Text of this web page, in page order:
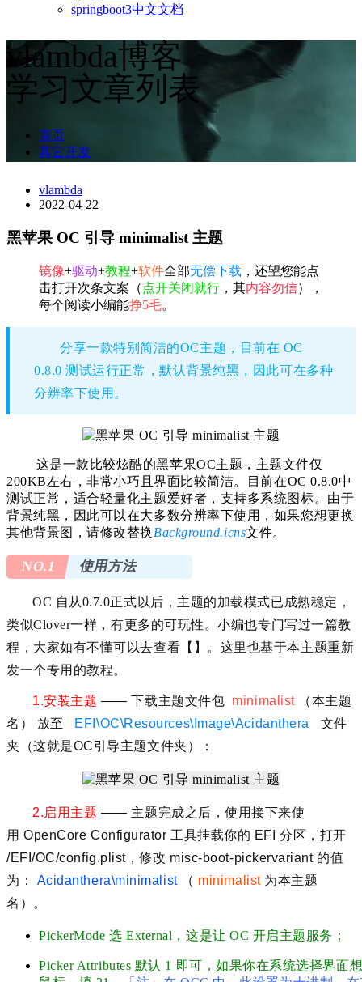
springboot3中文文档
vlambda博客
学习文章列表
首页
其它开发
vlambda
2022-04-22
黑苹果 OC 引导 minimalist 主题
镜像+驱动+教程+软件全部无偿下载 ，还望您能点
击打开次条文案（ 点开关闭就行 ，其内容勿信），
每个阅读小编能挣5毛。
分享一款特别简洁的OC主题，目前在 OC
0.8.0 测试运行正常，默认背景纯黑，因此可在多种
分辨率下使用。
这是一款比较炫酷的黑苹果OC主题，主题文件仅
200KB左右，非常小巧且界面比较简洁。目前在OC 0.8.0中
测试正常，适合轻量化主题爱好者，支持多系统图标。由于
背景纯黑，因此可以在大多数分辨率下使用，如果您想更换
其他背景图，请修改替换Background.icns文件。
NO.1 使用方法
OC 自从0.7.0正式以后，主题的加载模式已成熟稳定，
类似Clover一样，有更多的可玩性。小编也专门写过一篇教
程，大家如有不懂可以去查看【】。这里也基于本主题重新
发一个专用的教程。
1.安装主题 —— 下载主题文件包 minimalist
（本主题
名） 放至
EFI\OC\Resources\Image\Acidanthera
文件
夹 （这就是OC引导主题文件夹）：
2.启用主题 —— 主题完成之后，使用接下来使
用 OpenCore Configurator 工具挂载你的 EFI 分区，打开
/EFI/OC/config.plist，修改 misc-boot-pickervariant的值
为：
Acidanthera\minimalist （ minimalist 为本主题
名）。
PickerMode 选 External，这是让 OC 开启主题服务；
Picker Attributes 默认 1 即可，如果你在系统选择界面